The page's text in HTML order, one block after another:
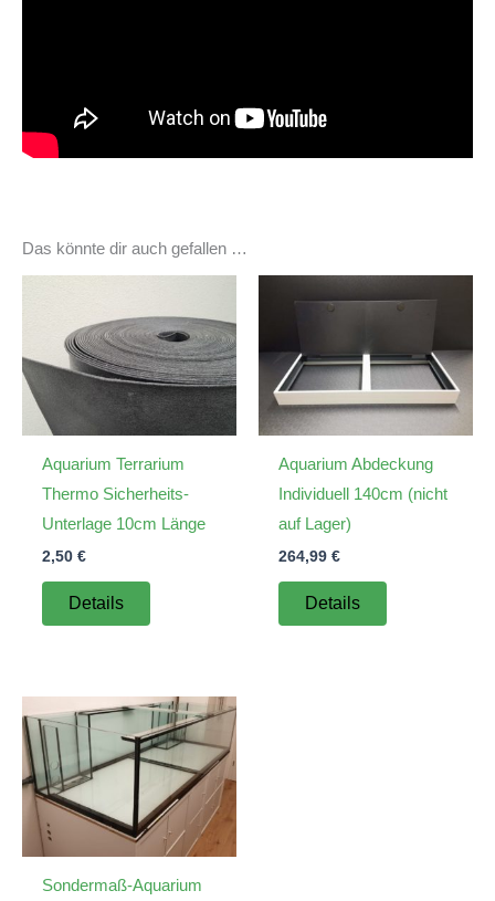
Das könnte dir auch gefallen …
Aquarium Terrarium
Thermo Sicherheits-
Unterlage 10cm Länge
2,50 €
Details
Aquarium Abdeckung
Individuell 140cm (nicht
auf Lager)
264,99 €
Details
Sondermaß-Aquarium